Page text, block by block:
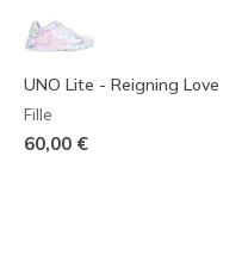
UNO Lite - Reigning Love
Fille
60,00 €